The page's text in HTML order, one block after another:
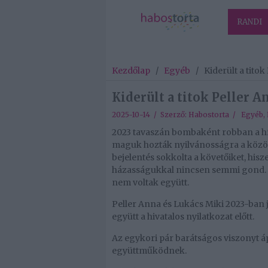
RANDI
Kezdőlap / Egyéb / Kiderült a titok
Kiderült a titok Peller
2025-10-14 / Szerző: Habostorta / Egyéb,
2023 tavaszán bombaként robban a
maguk hozták nyilvánosságra a
bejelentés sokkolta a követőiket,
házasságukkal nincsen semmi
nem voltak együtt.
Peller Anna és Lukács Miki 2023-
együtt a hivatalos nyilatkozat előtt.
Az egykori pár barátságos viszonyt
együttműködnek.